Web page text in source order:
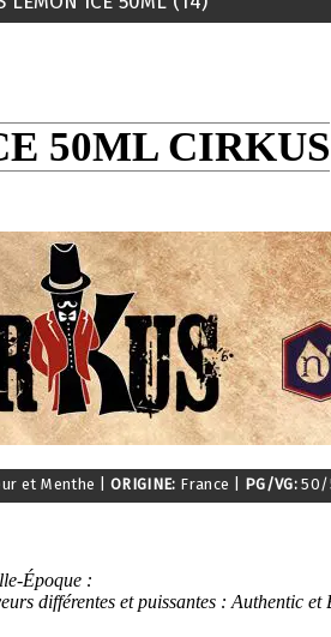
50ML CIRKUS
et Menthe ORIGINE: France PG/VG:
Époque :
différentes et puissantes : Authentic et